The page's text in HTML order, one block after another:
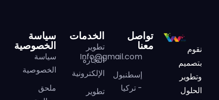
نقوم
بتصميم
وتطوير
الحلول
تواصل
معنا
Info@gmail.com
إسطنبول
- تركيا
الخدمات
تطوير
التجارة
الإلكترونية
تطوير
سياسة
الخصوصية
سياسة
الخصوصية
ملحق